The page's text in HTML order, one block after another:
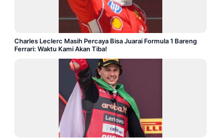
Charles Leclerc Masih Percaya Bisa Juarai Formula 1 Bareng
Ferrari: Waktu Kami Akan Tiba!